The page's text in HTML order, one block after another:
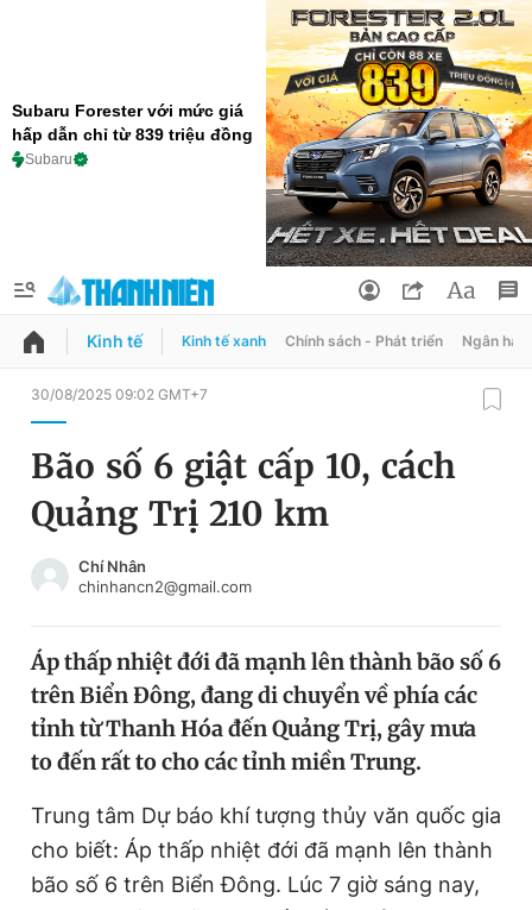
Subaru Forester với mức giá
hấp dẫn chỉ từ 839 triệu đồng
Subaru
QUẢNG CÁO
Chuyên mục
Chuyên mục khác
Tin thị trường Tin 360
Video Magazine
Sản phẩm khác
Tiện ích Bạn cần biết
Đổi mật khẩu
Tin đã lưu
Tin đã xem
Đăng xuất
Kinh tế Kinh tế xanh Chính sách - Phát triển Ngân
30/08/2025 09:02 GMT+7
Bão số 6 giật cấp 10, cách
Quảng Trị 210 km
Chí Nhân
chinhancn2@gmail.com
Áp thấp nhiệt đới đã mạnh lên thành bão số 6
trên Biển Đông, đang di chuyển về phía các
tỉnh từ Thanh Hóa đến Quảng Trị, gây mưa
to đến rất to cho các tỉnh miền Trung.
Trung tâm Dự báo khí tượng thủy văn quốc gia
cho biết: Áp thấp nhiệt đới đã mạnh lên thành
bão số 6 trên Biển Đông. Lúc 7 giờ sáng nay,